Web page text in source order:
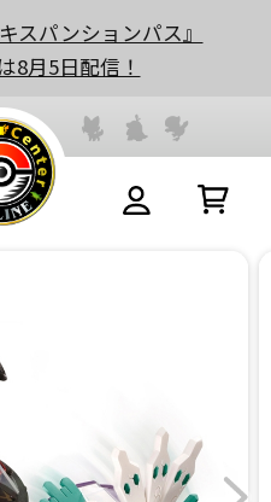
スパンションパス』
8月5日配信！